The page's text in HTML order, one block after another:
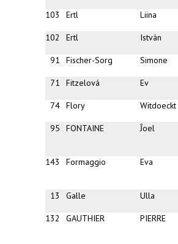
103 Ertl Liina
102 Ertl István
91 Fischer-Sorg Simone
71 Fitzelová Ev
74 Flory Witdoeckt
95 FONTAINE Ĵoel
143 Formaggio Eva
13 Galle Ulla
132 GAUTHIER PIERRE